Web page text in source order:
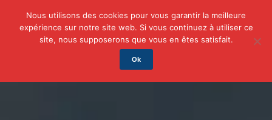
Auto/Moto Business Famille Finance
Nous utilisons des cookies pour vous garantir la meilleure
expérience sur notre site web. Si vous continuez à utiliser ce
site, nous supposerons que vous en êtes satisfait.
Ok